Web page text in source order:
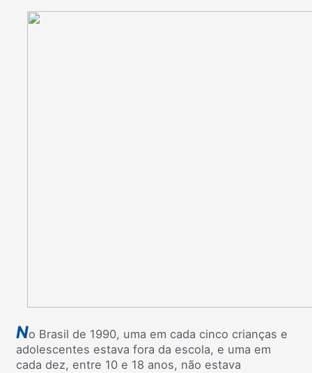
No Brasil de 1990, uma em cada cinco crianças e
adolescentes estava fora da escola, e uma em
cada dez, entre 10 e 18 anos, não estava